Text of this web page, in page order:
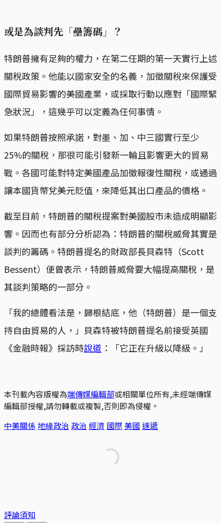
或是為談判先「壘籌碼」？
特朗普擁有足夠的權力，在第二任期的第一天實行上述
關稅政策。他能以國家安全的名義，加徵關稅來保護受
國際貿易影響的美國產業，或採取行動以應對「國際緊
急狀況」，這幾乎可以定義為任何事情。
如果特朗普按照承諾，對墨、加、中三國實行至少
25%的關稅，那很可能引發新一輪且影響更大的貿易
戰。各國可能對特定美國產品加徵報復性關稅，或通過
讓本國貨幣兌美元貶值，來降低其出口產品的價格。
截至目前，特朗普的關稅提案對美國股市未造成明顯影
響。因而也有部分分析認為：特朗普的關稅威脅其實是
談判的籌碼。特朗普提名的財政部長貝森特（Scott
Bessent）便曾表示，特朗普威脅要大幅提高關稅，是
其談判策略的一部分。
「我的總體看法是，歸根結底，他（特朗普）是一個支
持自由貿易的人，」貝森特被特朗普提名前接受英國
《金融時報》採訪時說道 ：「它正在升級以降級。」
本刊載內容版權為端傳媒編輯部或相關單位所有,未經端傳媒
編輯部授權,請勿轉載或複製,否則即為侵權。
中美關係地緣政治 政治 經濟 國際 美國 速遞
評論須知